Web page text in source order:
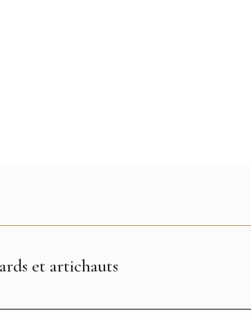
et artichauts